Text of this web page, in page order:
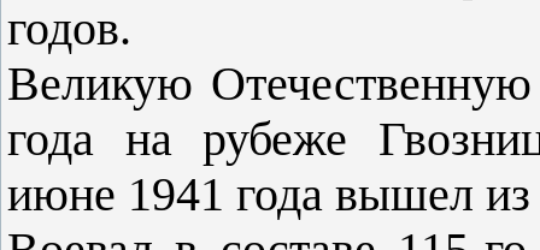
годов.
Великую
года на рубеже
июне 1941 года вышел